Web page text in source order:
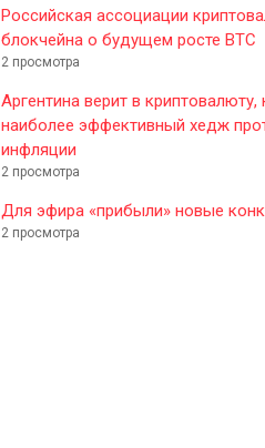
Российская ассоциации
блокчейна о будущем росте BTC
2 просмотра
Аргентина верит в криптовалюту,
наиболее эффективный хедж
инфляции
2 просмотра
Для эфира «прибыли» новые
2 просмотра